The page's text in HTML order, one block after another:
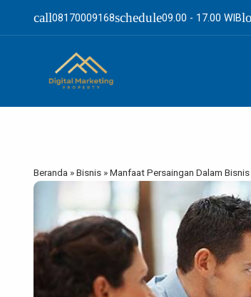
call08170009168schedule09.00 - 17.00 WIB
Beranda »Bisnis »Manfaat Persaingan Dalam Bisnis